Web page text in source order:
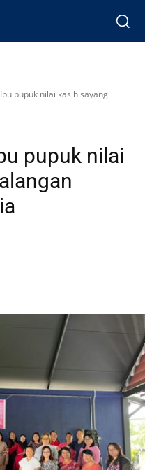
pupuk nilai kasih sayang
pupuk nilai